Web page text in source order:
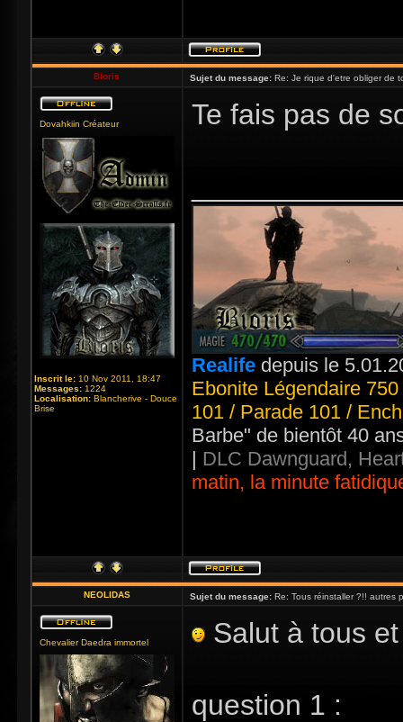
Bioris Sujet du message: Re: Je rique d'etre obliger de
Dovahkiin Créateur
Inscrit le: 10 Nov 2011, 18:47
Messages: 1224
Localisation: Blancherive - Douce
Brise
Te fais pas de
Realife depuis le
Ebonite Légendaire
101 / Parade 101 /
Barbe" de bientôt 40
| DLC Dawnguard,
matin, la minute
NEOLIDAS Sujet du message: Re: Tous réinstaller ?!! autres
Chevalier Daedra immortel Salut à tous
question 1 :